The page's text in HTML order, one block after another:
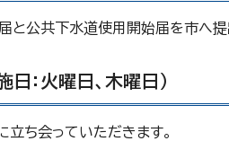
と公共下水道使用開始届を市へ提
：火曜日、木曜日）
ち会っていただきます。